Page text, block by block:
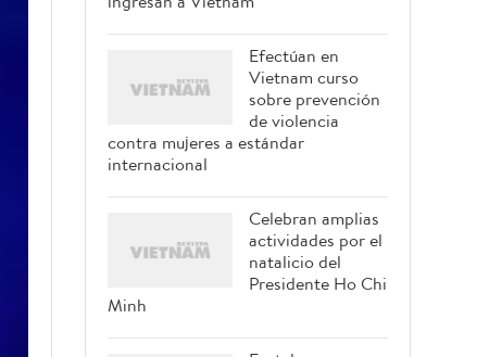
Efectúan en
Vietnam curso
sobre prevención
de violencia
contra mujeres a estándar
internacional
Celebran amplias
actividades por el
natalicio del
Presidente Ho Chi
Minh